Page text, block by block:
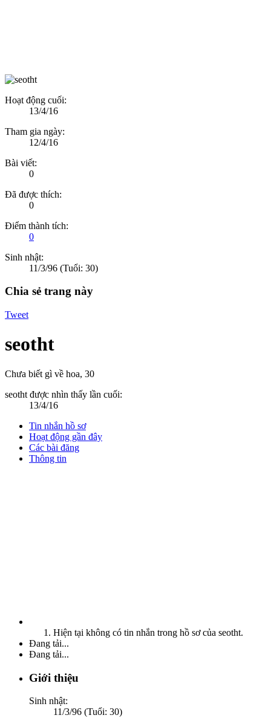
Hoạt động cuối:
13/4/16
Tham gia ngày:
12/4/16
Bài viết:
0
Đã được thích:
0
Điểm thành tích:
0
Sinh nhật:
11/3/96 (Tuổi: 30)
Chia sẻ trang này
Tweet
seotht
Chưa biết gì về hoa, 30
seotht được nhìn thấy lần cuối:
13/4/16
Tin nhắn hồ sơ
Hoạt động gần đây
Các bài đăng
Thông tin
Hiện tại không có tin nhắn trong hồ sơ của seotht.
Đang tải...
Đang tải...
Giới thiệu
Sinh nhật:
11/3/96 (Tuổi: 30)